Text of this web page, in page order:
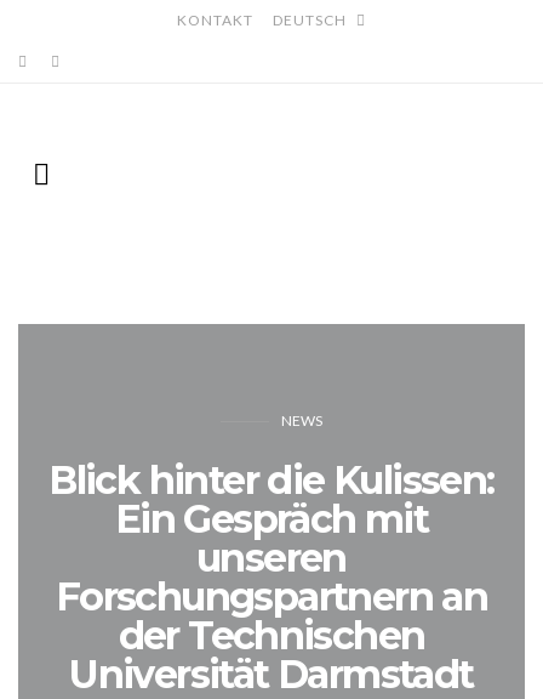
KONTAKT DEUTSCH
NEWS
Blick hinter die Kulissen:
Ein Gespräch mit
unseren
Forschungspartnern an
der Technischen
Universität Darmstadt